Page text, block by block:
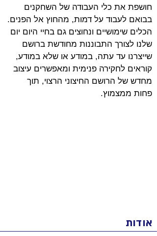
חושפת את כלי העבודה של השחקנים
בבואם לעבוד על דמות, מהחוץ אל הפנים.
הכלים שימושיים ונחוצים גם בחיי היום יום
שלנו לצורך התבוננות מחודשת ברושם
שייצרנו עד עתה, במודע או שלא במודע,
קוראים לחקירה פנימית ומאפשרים עיצוב
מחדש של הרושם החיצוני הרצוי, תוך
פחות ממצמוץ.
אודות